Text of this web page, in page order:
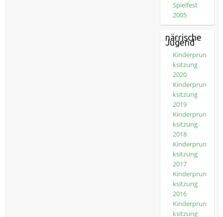
Spielfest
2005
närrische
Jugend
Kinderprun
ksitzung
2020
Kinderprun
ksitzung
2019
Kinderprun
ksitzung
2018
Kinderprun
ksitzung
2017
Kinderprun
ksitzung
2016
Kinderprun
ksitzung